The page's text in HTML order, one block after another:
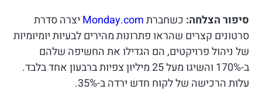
סיפור הצלחה: כשחברתMonday.com יצרה סדרת
סרטונים קצרים שהראו פתרונות מהירים לבעיות יומיומיות
של ניהול פרויקטים, הם הגדילו את החשיפה שלהם
ב-170% והשיגו מעל 25 מיליון צפיות ברבעון אחד בלבד.
עלות הרכישה של לקוח חדש ירדה ב-35%.